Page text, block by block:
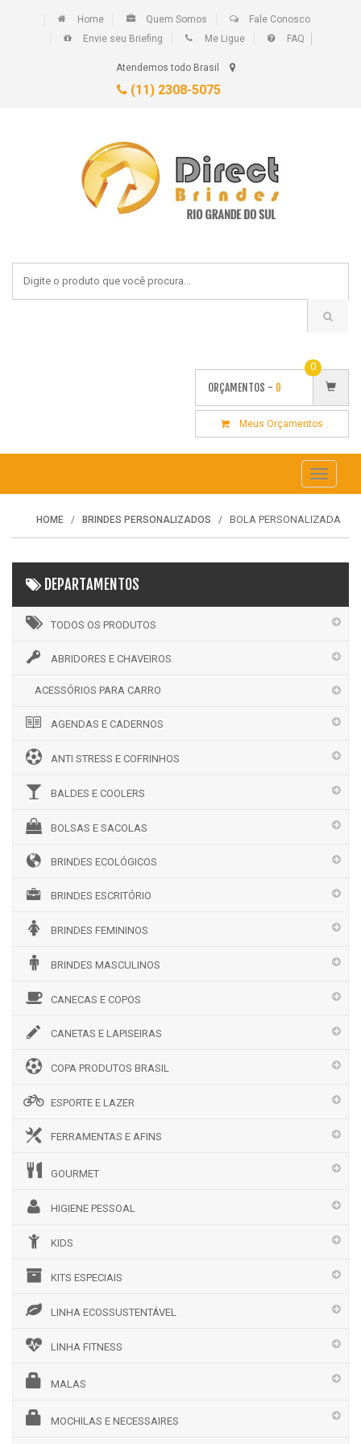
Home Quem Somos
Fale Conosco
Envie seu Briefing
Me Ligue FAQ
Atendemos todo Brasil
(11) 2308-5075
ORÇAMENTOS - 0
0
Meus Orçamentos
Toggle
HOME BRINDES PERSONALIZADOS BOLA PERSONALIZADA
DEPARTAMENTOS
TODOS OS PRODUTOS
ABRIDORES E CHAVEIROS
ACESSÓRIOS PARA CARRO
AGENDAS E CADERNOS
ANTI STRESS E COFRINHOS
BALDES E COOLERS
BOLSAS E SACOLAS
BRINDES ECOLÓGICOS
BRINDES ESCRITÓRIO
BRINDES FEMININOS
BRINDES MASCULINOS
CANECAS E COPOS
CANETAS E LAPISEIRAS
COPA PRODUTOS BRASIL
ESPORTE E LAZER
FERRAMENTAS E AFINS
GOURMET
HIGIENE PESSOAL
KIDS
KITS ESPECIAIS
LINHA ECOSSUSTENTÁVEL
LINHA FITNESS
MALAS
MOCHILAS E NECESSAIRES